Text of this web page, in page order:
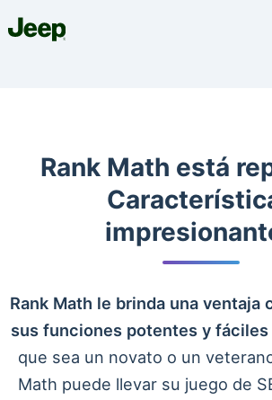
Rank Math está
Rank Math le brinda una ventaja
sus funciones potentes y fáciles
que sea un novato o un
Math puede llevar su juego de